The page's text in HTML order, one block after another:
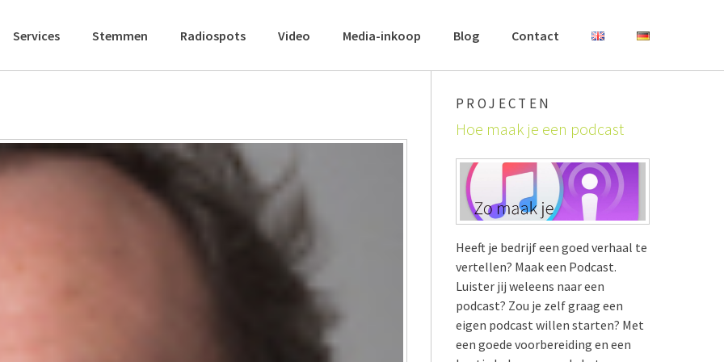
Services Stemmen Radiospots Video Media-inkoop Blog Contact
PROJECTEN
Hoe maak je een podcast
Heeft je bedrijf een goed verhaal te
vertellen? Maak een Podcast.
Luister jij weleens naar een
podcast? Zou je zelf graag een
eigen podcast willen starten? Met
een goede voorbereiding en een